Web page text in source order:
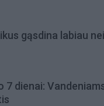
gąsdina labiau nei
dienai: